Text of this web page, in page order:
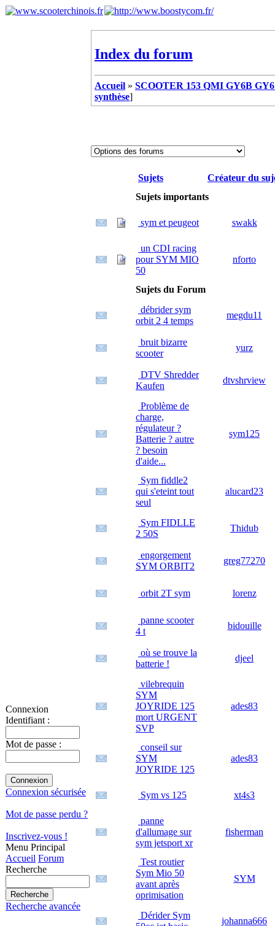
Connexion
Identifiant :
Mot de passe :
Connexion sécurisée
Mot de passe perdu ?
Inscrivez-vous !
Menu Principal
Accueil Forum
Recherche
Recherche avancée
Index du forum
Accueil » SCOOTER 153 QMI GY6B
synthèse]
Sujets
Créateur du
Sujets importants
sym et peugeot swakk
un CDI racing
pour SYM MIO
50
nforto
Sujets du Forum
débrider sym
orbit 2 4 temps
megdu11
bruit bizarre
scooter
yurz
DTV Shredder
Kaufen
dtvshrview
Problème de
charge,
régulateur ?
Batterie ? autre
? besoin
d'aide...
sym125
Sym fiddle2
qui s'eteint tout
seul
alucard23
Sym FIDLLE
2 50S
Thidub
engorgement
SYM ORBIT2
greg77270
orbit 2T sym lorenz
panne scooter
4 t
bidouille
où se trouve la
batterie !
djeel
vilebrequin
SYM
JOYRIDE 125
mort URGENT
SVP
ades83
conseil sur
SYM
JOYRIDE 125
ades83
Sym vs 125 xt4s3
panne
d'allumage sur
sym jetsport xr
fisherman
Test routier
Sym Mio 50
avant après
oprimisation
SYM
Dérider Sym
johanna666